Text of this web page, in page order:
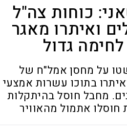
כוחות צה"ל
ואיתרו מאגר
גדול
על מחסן אמל"ח של
בתוכו עשרות אמצעי
מחבל חוסל בהיתקלות
חוסלו אתמול מהאוויר